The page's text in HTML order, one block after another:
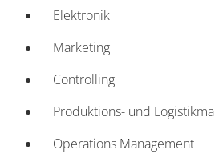
Elektronik
Marketing
Controlling
Produktions- und
Operations Management